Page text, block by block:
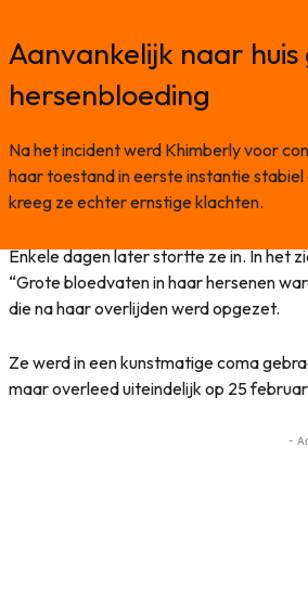
Aanvankelijk naar
hersenbloeding
Na het incident werd Khimberly voor
haar toestand in eerste instantie
kreeg ze echter ernstige klachten.
Enkele dagen later stortte ze in. In het
“Grote bloedvaten in haar hersenen
die na haar overlijden werd opgezet.
Ze werd in een kunstmatige coma
maar overleed uiteindelijk op 25
-